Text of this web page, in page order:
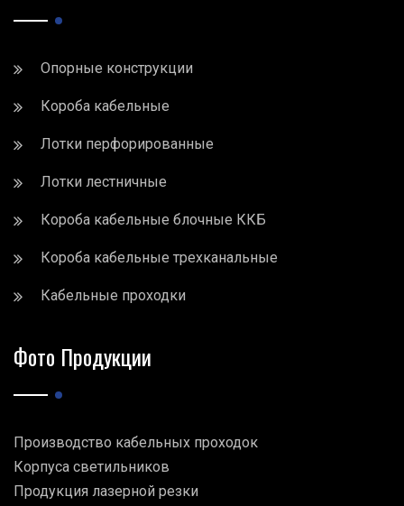
Опорные конструкции
Короба кабельные
Лотки перфорированные
Лотки лестничные
Короба кабельные блочные ККБ
Короба кабельные трехканальные
Кабельные проходки
Фото Продукции
Производство кабельных проходок
Корпуса светильников
Продукция лазерной резки